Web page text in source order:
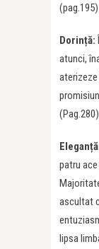
(pag.195)
Dorință:
atunci,
aterizeze
(Pag.280)
patru
ascultat
lipsa